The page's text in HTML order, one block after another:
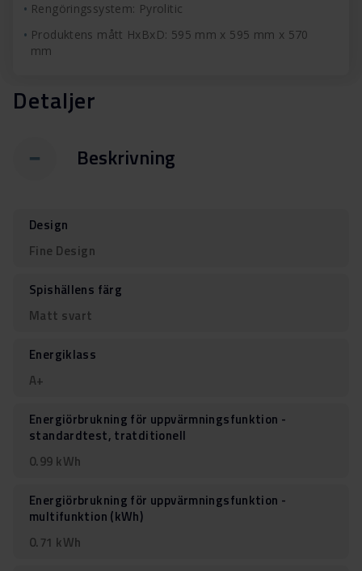
Rengöringssystem: Pyrolitic
Produktens mått HxBxD: 595 mm x 595 mm x 570
mm
Detaljer
Beskrivning
Design
Fine Design
Spishällens färg
Matt svart
Energiklass
A+
Energiörbrukning för uppvärmningsfunktion -
standardtest, tratditionell
0.99 kWh
Energiörbrukning för uppvärmningsfunktion -
multifunktion (kWh)
0.71 kWh